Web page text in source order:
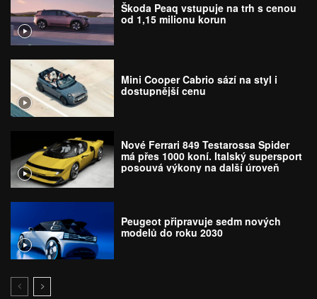
Škoda Peaq vstupuje na trh s cenou
od 1,15 milionu korun
Mini Cooper Cabrio sází na styl i
dostupnější cenu
Nové Ferrari 849 Testarossa Spider
má přes 1000 koní. Italský supersport
posouvá výkony na další úroveň
Peugeot připravuje sedm nových
modelů do roku 2030